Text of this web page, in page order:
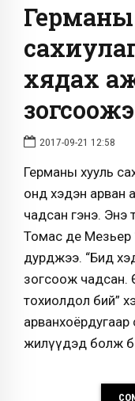
хядах
2017-09-21 12:58
Германы хууль
онд хэдэн арван
чадсан гэнэ. Энэ
Томас де Мезьер
дурджээ. “Бид
зогсоож чадсан.
тохиолдол бий”
жилүүдэд болж